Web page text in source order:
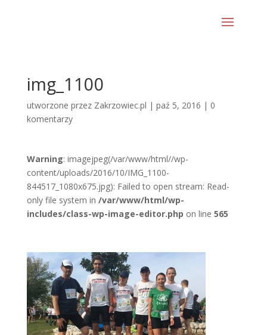
img_1100
utworzone przez Zakrzowiec.pl | paź 5, 2016 | 0
komentarzy
Warning: imagejpeg(/var/www/html//wp-
content/uploads/2016/10/IMG_1100-
844517_1080x675.jpg): Failed to open stream: Read-
only file system in /var/www/html/wp-
includes/class-wp-image-editor.php on line 565